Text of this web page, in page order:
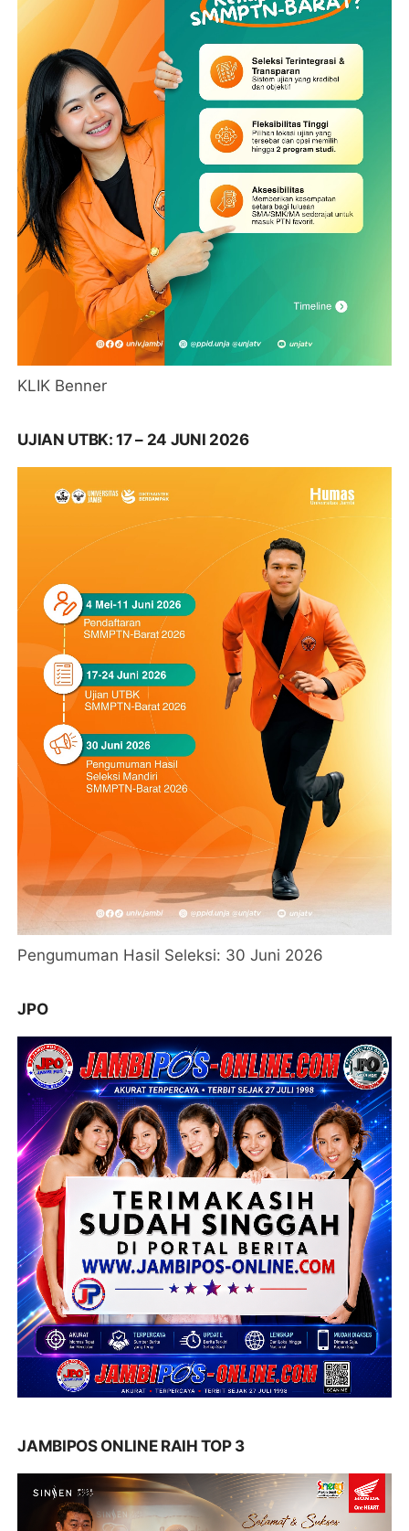
KLIK Benner
UJIAN UTBK: 17 – 24 JUNI 2026
Pengumuman Hasil Seleksi: 30 Juni 2026
JPO
JAMBIPOS ONLINE RAIH TOP 3